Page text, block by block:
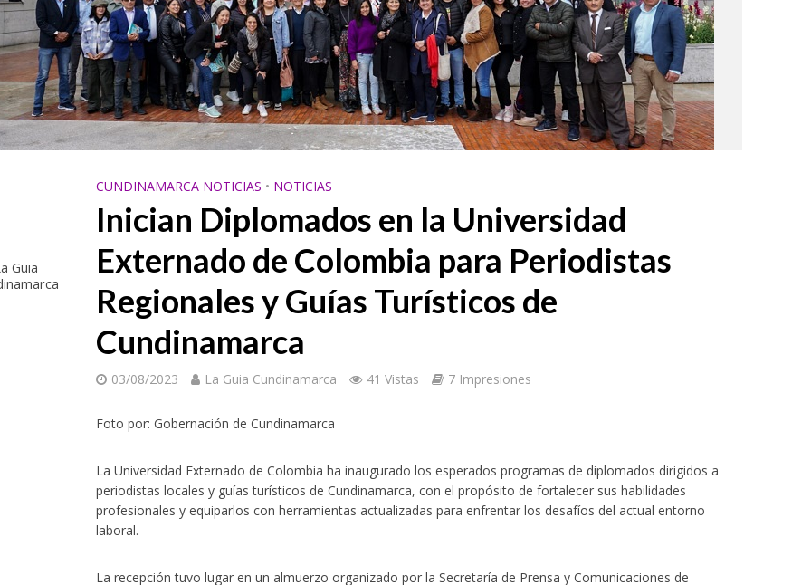
Guia
CUNDINAMARCA NOTICIAS • NOTICIAS
Inician Diplomados en la Universidad
Externado de Colombia para Periodistas
Regionales y Guías Turísticos de
Cundinamarca
03/08/2023 La Guia Cundinamarca 41 Vistas 7 Impresiones
Foto por: Gobernación de Cundinamarca
La Universidad Externado de Colombia ha inaugurado los esperados programas de diplomados dirigidos a
periodistas locales y guías turísticos de Cundinamarca, con el propósito de fortalecer sus habilidades
profesionales y equiparlos con herramientas actualizadas para enfrentar los desafíos del actual entorno
laboral.
La recepción tuvo lugar en un almuerzo organizado por la Secretaría de Prensa y Comunicaciones de